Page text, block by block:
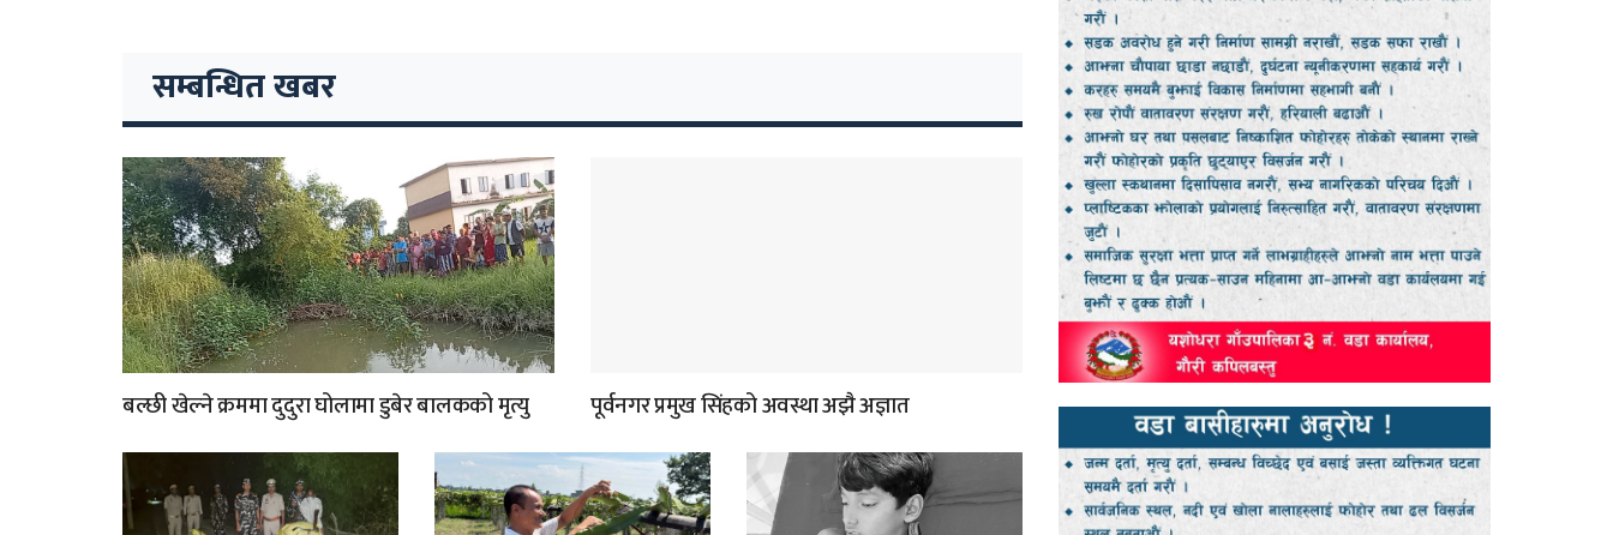
सम्बन्धित खबर
बल्छी खेल्ने क्रममा दुदुरा घोलामा डुबेर बालकको मृत्यु पूर्वनगर प्रमुख सिंहको अवस्था अझै अज्ञात